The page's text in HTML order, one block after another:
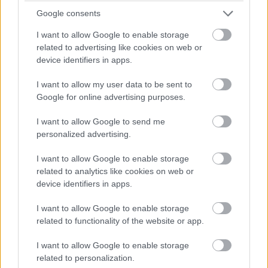
Google consents
I want to allow Google to enable storage
related to advertising like cookies on web or
device identifiers in apps.
I want to allow my user data to be sent to
Google for online advertising purposes.
I want to allow Google to send me
personalized advertising.
I want to allow Google to enable storage
related to analytics like cookies on web or
device identifiers in apps.
I want to allow Google to enable storage
related to functionality of the website or app.
I want to allow Google to enable storage
related to personalization.
egyharmada számára nem biztosított az
ivóvízhez való
Ezen a helyzeten segíthet egy új fejlesztés: a University
of Texas kutatóinak sikerült létrehoznia egy különleges
gélt, amely akár avilág legszárazabb területeinis képes
tiszta ivóvíz előállítására. A megoldás óriási előnye, hogy
alapanygokra van szükség: egy kilogrammnyi gél
gyártása mindössze 2 dollárba kerül.